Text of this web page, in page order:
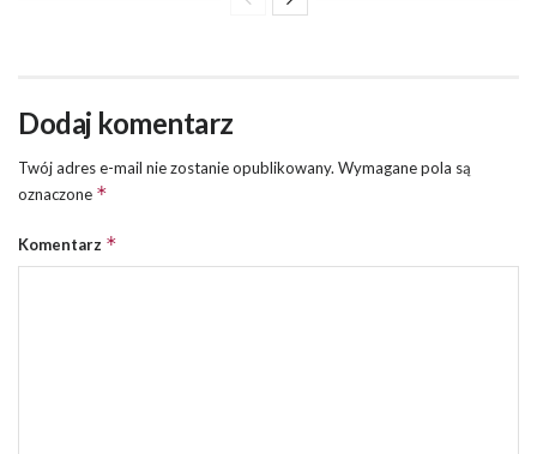
Dodaj komentarz
Twój adres e-mail nie zostanie opublikowany. Wymagane pola są
oznaczone *
Komentarz *